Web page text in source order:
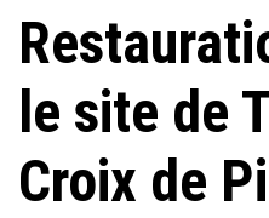
le site de
Croix de